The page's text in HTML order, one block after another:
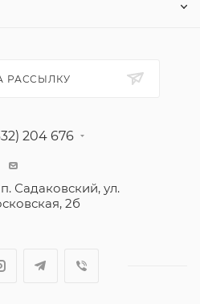
РАССЫЛКУ
204 676
Садаковский, ул.
2б